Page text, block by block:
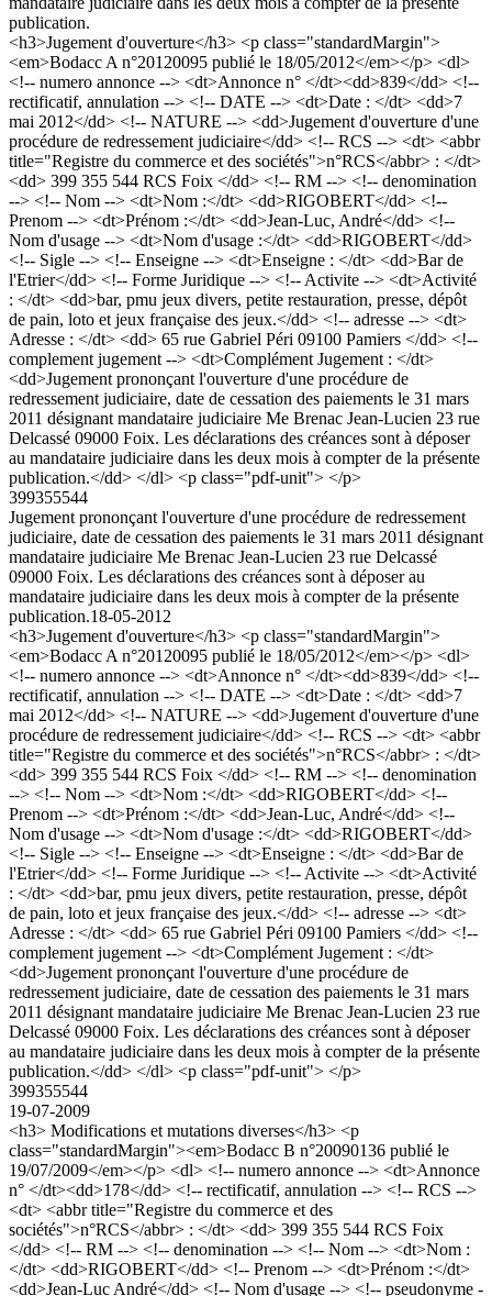
publication.
<h3>Jugement d'ouverture</h3> <p class="standardMargin">
<em>Bodacc A n°20120095 publié le 18/05/2012</em></p> <dl>
<!-- numero annonce --> <dt>Annonce n° </dt><dd>839</dd> <!--
rectificatif, annulation --> <!-- DATE --> <dt>Date : </dt> <dd>7
mai 2012</dd> <!-- NATURE --> <dd>Jugement d'ouverture d'une
procédure de redressement judiciaire</dd> <!-- RCS --> <dt> <abbr
title="Registre du commerce et des sociétés">n°RCS</abbr> : </dt>
<dd> 399 355 544 RCS Foix </dd> <!-- RM --> <!-- denomination
--> <!-- Nom --> <dt>Nom :</dt> <dd>RIGOBERT</dd> <!--
Prenom --> <dt>Prénom :</dt> <dd>Jean-Luc, André</dd> <!--
Nom d'usage --> <dt>Nom d'usage :</dt> <dd>RIGOBERT</dd>
<!-- Sigle --> <!-- Enseigne --> <dt>Enseigne : </dt> <dd>Bar de
l'Etrier</dd> <!-- Forme Juridique --> <!-- Activite --> <dt>Activité
: </dt> <dd>bar, pmu jeux divers, petite restauration, presse, dépôt
de pain, loto et jeux française des jeux.</dd> <!-- adresse --> <dt>
Adresse : </dt> <dd> 65 rue Gabriel Péri 09100 Pamiers </dd> <!--
complement jugement --> <dt>Complément Jugement : </dt>
<dd>Jugement prononçant l'ouverture d'une procédure de
redressement judiciaire, date de cessation des paiements le 31 mars
2011 désignant mandataire judiciaire Me Brenac Jean-Lucien 23 rue
Delcassé 09000 Foix. Les déclarations des créances sont à déposer
au mandataire judiciaire dans les deux mois à compter de la présente
publication.</dd> </dl> <p class="pdf-unit"> </p>
399355544
Jugement prononçant l'ouverture d'une procédure de redressement
judiciaire, date de cessation des paiements le 31 mars 2011 désignant
mandataire judiciaire Me Brenac Jean-Lucien 23 rue Delcassé
09000 Foix. Les déclarations des créances sont à déposer au
mandataire judiciaire dans les deux mois à compter de la présente
publication.18-05-2012
<h3>Jugement d'ouverture</h3> <p class="standardMargin">
<em>Bodacc A n°20120095 publié le 18/05/2012</em></p> <dl>
<!-- numero annonce --> <dt>Annonce n° </dt><dd>839</dd> <!--
rectificatif, annulation --> <!-- DATE --> <dt>Date : </dt> <dd>7
mai 2012</dd> <!-- NATURE --> <dd>Jugement d'ouverture d'une
procédure de redressement judiciaire</dd> <!-- RCS --> <dt> <abbr
title="Registre du commerce et des sociétés">n°RCS</abbr> : </dt>
<dd> 399 355 544 RCS Foix </dd> <!-- RM --> <!-- denomination
--> <!-- Nom --> <dt>Nom :</dt> <dd>RIGOBERT</dd> <!--
Prenom --> <dt>Prénom :</dt> <dd>Jean-Luc, André</dd> <!--
Nom d'usage --> <dt>Nom d'usage :</dt> <dd>RIGOBERT</dd>
<!-- Sigle --> <!-- Enseigne --> <dt>Enseigne : </dt> <dd>Bar de
l'Etrier</dd> <!-- Forme Juridique --> <!-- Activite --> <dt>Activité
: </dt> <dd>bar, pmu jeux divers, petite restauration, presse, dépôt
de pain, loto et jeux française des jeux.</dd> <!-- adresse --> <dt>
Adresse : </dt> <dd> 65 rue Gabriel Péri 09100 Pamiers </dd> <!--
complement jugement --> <dt>Complément Jugement : </dt>
<dd>Jugement prononçant l'ouverture d'une procédure de
redressement judiciaire, date de cessation des paiements le 31 mars
2011 désignant mandataire judiciaire Me Brenac Jean-Lucien 23 rue
Delcassé 09000 Foix. Les déclarations des créances sont à déposer
au mandataire judiciaire dans les deux mois à compter de la présente
publication.</dd> </dl> <p class="pdf-unit"> </p>
399355544
19-07-2009
<h3> Modifications et mutations diverses</h3> <p
class="standardMargin"><em>Bodacc B n°20090136 publié le
19/07/2009</em></p> <dl> <!-- numero annonce --> <dt>Annonce
n° </dt><dd>178</dd> <!-- rectificatif, annulation --> <!-- RCS -->
<dt> <abbr title="Registre du commerce et des
sociétés">n°RCS</abbr> : </dt> <dd> 399 355 544 RCS Foix
</dd> <!-- RM --> <!-- denomination --> <!-- Nom --> <dt>Nom :
</dt> <dd>RIGOBERT</dd> <!-- Prenom --> <dt>Prénom :</dt>
<dd>Jean-Luc André</dd> <!-- Nom d'usage --> <!-- pseudonyme -